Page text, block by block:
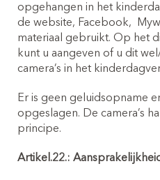
opgehangen in het
de website, Facebook,
materiaal gebruikt. Op het
kunt u aangeven of u dit
camera’s in het
Er is geen geluidsopname
opgeslagen. De camera’s
principe.
Artikel.22.: